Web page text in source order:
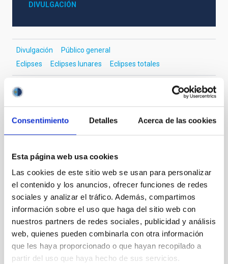
Consentimiento Detalles Acerca de las cookies
Esta página web usa cookies
Las cookies de este sitio web se usan para personalizar
el contenido y los anuncios, ofrecer funciones de redes
sociales y analizar el tráfico. Además, compartimos
información sobre el uso que haga del sitio web con
nuestros partners de redes sociales, publicidad y análisis
web, quienes pueden combinarla con otra información
que les haya proporcionado o que hayan recopilado a
partir del uso que haya hecho de sus servicios.
DIVULGACIÓN
Divulgación
Público general
Eclipses
Eclipses lunares Eclipses totales